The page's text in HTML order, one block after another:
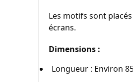
Les motifs sont
écrans.
Dimensions :
Longueur : Environ